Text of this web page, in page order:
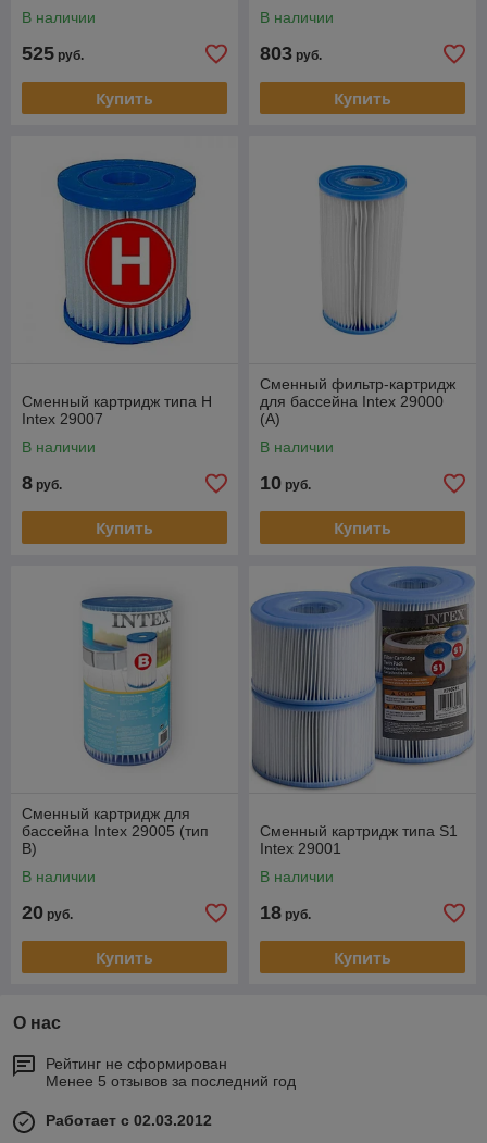
В наличии
525 руб.
Купить
В наличии
803 руб.
Купить
Сменный картридж типа H
Intex 29007
В наличии
8 руб.
Купить
Сменный фильтр-картридж
для бассейна Intex 29000
(А)
В наличии
10 руб.
Купить
Сменный картридж для
бассейна Intex 29005 (тип
B)
В наличии
20 руб.
Купить
Сменный картридж типа S1
Intex 29001
В наличии
18 руб.
Купить
О нас
Рейтинг не сформирован
Менее 5 отзывов за последний год
Работает с 02.03.2012